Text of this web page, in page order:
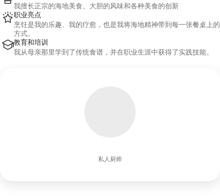
私人厨师
我擅长正宗的海地美食、大胆的风味和各种美食的创新
职业亮点
烹饪是我的乐趣、我的疗愈，也是我将海地精神带到每一张餐桌上的
方式。
教育和培训
我从母亲那里学到了传统食谱，并在职业生涯中获得了实践技能。